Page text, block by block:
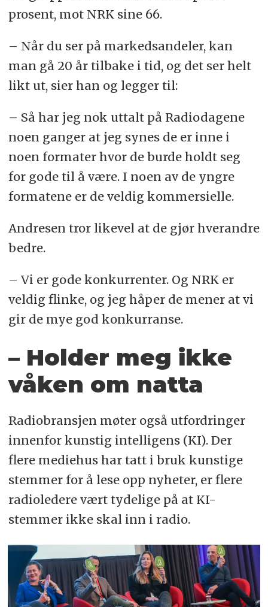
prosent, mot NRK sine 66.
– Når du ser på markedsandeler, kan
man gå 20 år tilbake i tid, og det ser helt
likt ut, sier han og legger til:
– Så har jeg nok uttalt på Radiodagene
noen ganger at jeg synes de er inne i
noen formater hvor de burde holdt seg
for gode til å være. I noen av de yngre
formatene er de veldig kommersielle.
Andresen tror likevel at de gjør hverandre
bedre.
– Vi er gode konkurrenter. Og NRK er
veldig flinke, og jeg håper de mener at vi
gir de mye god konkurranse.
– Holder meg ikke
våken om natta
Radiobransjen møter også utfordringer
innenfor kunstig intelligens (KI). Der
flere mediehus har tatt i bruk kunstige
stemmer for å lese opp nyheter, er flere
radioledere vært tydelige på at KI-
stemmer ikke skal inn i radio.